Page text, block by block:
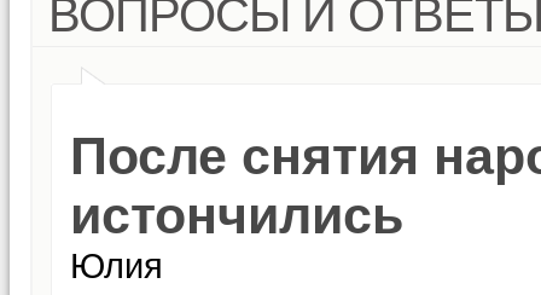
ВОПРОСЫ И
После снятия
истончились
Юлия